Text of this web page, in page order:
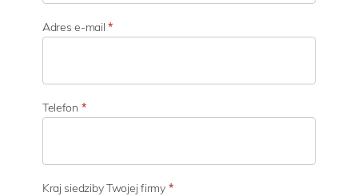
d
z
i
a
l
n
c
i
Adres e-mail*
Telefon *
Kraj siedziby Twojej firmy *